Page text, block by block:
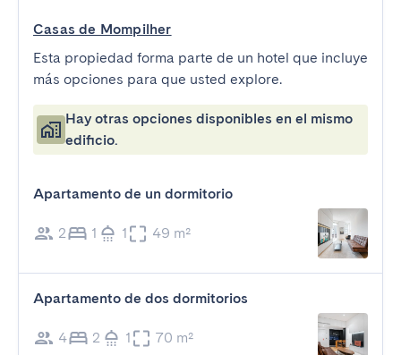
Casas de Mompilher
Esta propiedad forma parte de un hotel que incluye
más opciones para que usted explore.
Hay otras opciones disponibles en el mismo
edificio.
Apartamento de un dormitorio
2 1 1 49 m²
Apartamento de dos dormitorios
4 2 1 70 m²